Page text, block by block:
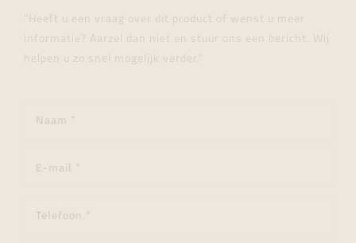
"Heeft u een vraag over dit product of wenst u meer
informatie? Aarzel dan niet en stuur ons een bericht. Wij
helpen u zo snel mogelijk verder."